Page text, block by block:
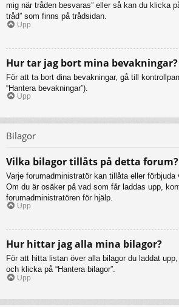
mig när tråden besvaras” eller så kan du klicka
tråd” som finns på trådsidan.
Upp
Hur tar jag bort mina bevakningar?
För att ta bort dina bevakningar, gå till
“Hantera bevakningar”).
Upp
Bilagor
Vilka bilagor tillåts på detta forum?
Varje forumadministratör kan tillåta eller förbjuda
Om du är osäker på vad som får laddas upp,
forumadministratören för hjälp.
Upp
Hur hittar jag alla mina bilagor?
För att hitta listan över alla bilagor du laddat
och klicka på “Hantera bilagor”.
Upp